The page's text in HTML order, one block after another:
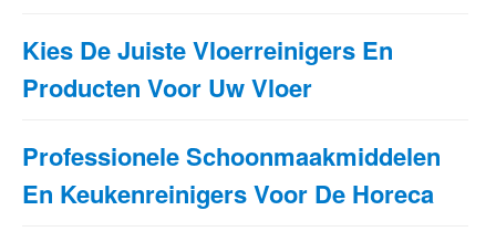
Kies De Juiste Vloerreinigers En
Producten Voor Uw Vloer
Professionele Schoonmaakmiddelen
En Keukenreinigers Voor De Horeca